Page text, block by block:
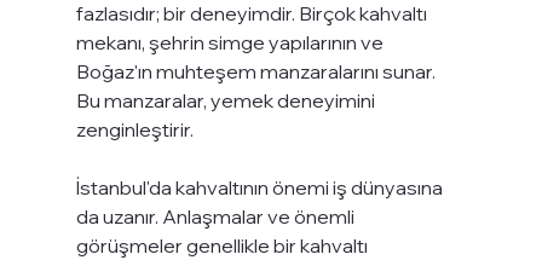
fazlasıdır; bir deneyimdir. Birçok kahvaltı
mekanı, şehrin simge yapılarının ve
Boğaz'ın muhteşem manzaralarını sunar.
Bu manzaralar, yemek deneyimini
zenginleştirir.
İstanbul'da kahvaltının önemi iş dünyasına
da uzanır. Anlaşmalar ve önemli
görüşmeler genellikle bir kahvaltı